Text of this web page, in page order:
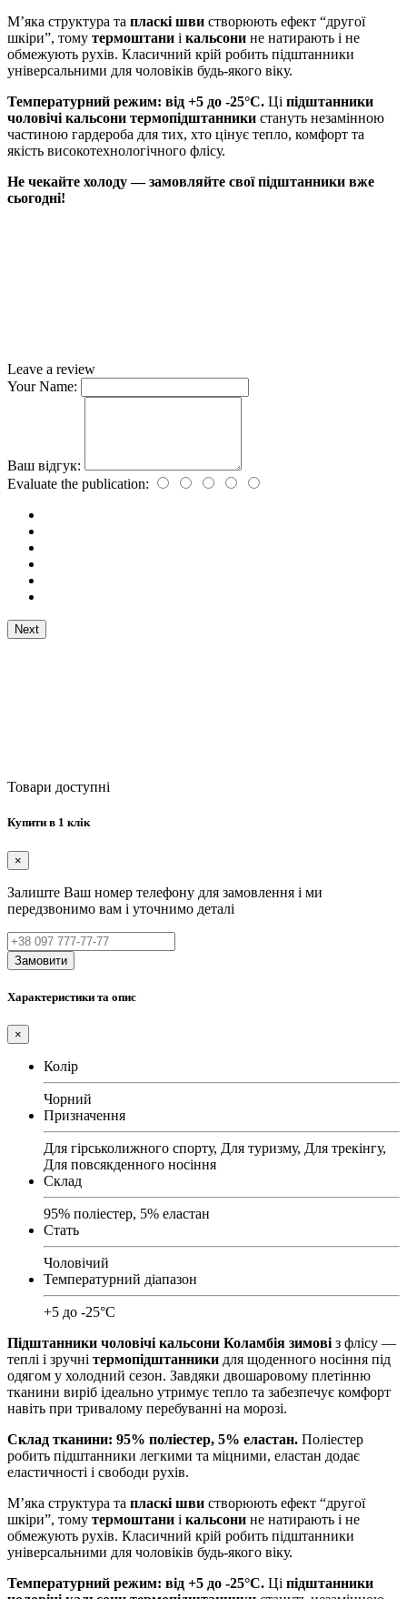
М’яка структура та пласкі шви створюють ефект “другої
шкіри”, тому термоштани і кальсони не натирають і не
обмежують рухів. Класичний крій робить підштанники
універсальними для чоловіків будь-якого віку.
Температурний режим: від +5 до -25°C. Ці підштанники
чоловічі кальсони термопідштанники стануть незамінною
частиною гардероба для тих, хто цінує тепло, комфорт та
якість високотехнологічного флісу.
Не чекайте холоду — замовляйте свої підштанники вже
сьогодні!
Leave a review
Your Name:
Ваш відгук:
Evaluate the publication:
Next
Товари доступні
Купити в 1 клік
×
Залиште Ваш номер телефону для замовлення і ми
передзвонимо вам і уточнимо деталі
Замовити
Характеристики та опис
×
Колір
Чорний
Призначення
Для гірськолижного спорту, Для туризму, Для трекінгу,
Для повсякденного носіння
Склад
95% поліестер, 5% еластан
Стать
Чоловічий
Температурний діапазон
+5 до -25°C
Підштанники чоловічі кальсони Коламбія зимові з флісу —
теплі і зручні термопідштанники для щоденного носіння під
одягом у холодний сезон. Завдяки двошаровому плетінню
тканини виріб ідеально утримує тепло та забезпечує комфорт
навіть при тривалому перебуванні на морозі.
Склад тканини: 95% поліестер, 5% еластан. Поліестер
робить підштанники легкими та міцними, еластан додає
еластичності і свободи рухів.
М’яка структура та пласкі шви створюють ефект “другої
шкіри”, тому термоштани і кальсони не натирають і не
обмежують рухів. Класичний крій робить підштанники
універсальними для чоловіків будь-якого віку.
Температурний режим: від +5 до -25°C. Ці підштанники